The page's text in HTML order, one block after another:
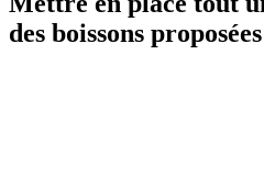
des boissons proposées